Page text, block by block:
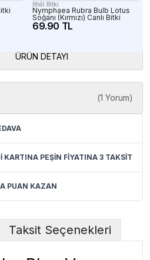
İthâl Bitki
Nymphaea Rubra Bulb Lotus
Soğanı (Kırmızı) Canlı Bitki
69.90 TL
ÜRÜN DETAYI
(1 Yorum)
KARTINA PEŞİN FİYATINA 3 TAKSİT
PUAN KAZAN
Taksit Seçenekleri